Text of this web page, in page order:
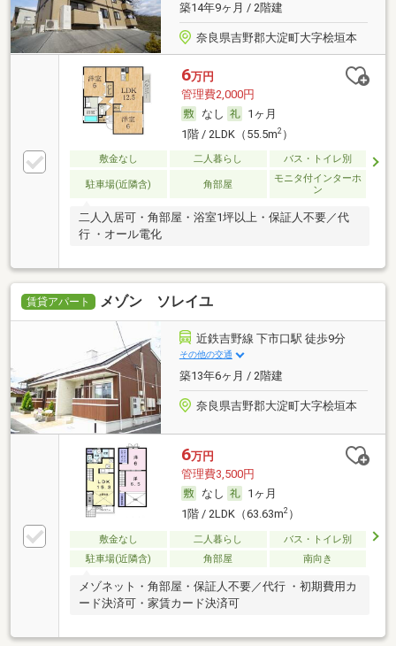
築14年9ヶ月 / 2階建
奈良県吉野郡大淀町大字桧垣本
6万円
管理費2,000円
なし
1ヶ月
1階 / 2LDK（55.5m2）
敷金なし 二人暮らし バス・トイレ別
駐車場(近隣含) 角部屋
モニタ付インターホ
ン
二人入居可・角部屋・浴室1坪以上・保証人不要／代
行 ・オール電化
賃貸アパート メゾン ソレイユ
近鉄吉野線 下市口駅 徒歩9分
その他の交通
築13年6ヶ月 / 2階建
奈良県吉野郡大淀町大字桧垣本
6万円
管理費3,500円
なし
1ヶ月
1階 / 2LDK（63.63m2）
敷金なし 二人暮らし
バス・トイレ別
駐車場(近隣含)
角部屋 南向き
メゾネット・角部屋・保証人不要／代行 ・初期費用カ
ード決済可・家賃カード決済可